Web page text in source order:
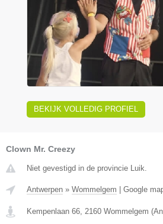
BEKIJK VOLLEDIG PROFIEL
Clown Mr. Creezy
Niet gevestigd in de provincie Luik.
Antwerpen » Wommelgem Google
Kempenlaan 66, 2160 Wommelgem (